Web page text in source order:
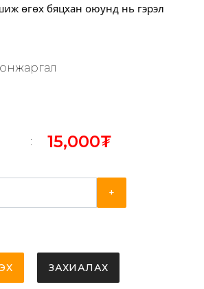
өгөх бяцхан оюунд нь гэрэл
: 15,000₮
+
ЗАХИАЛАХ